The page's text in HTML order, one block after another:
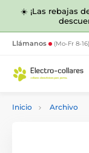
☀️ ¡Las rebajas
Llámanos (Mo-Fr 8-16)
Inicio Archivo